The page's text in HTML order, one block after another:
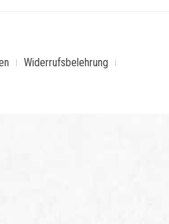
Widerrufsbelehrung